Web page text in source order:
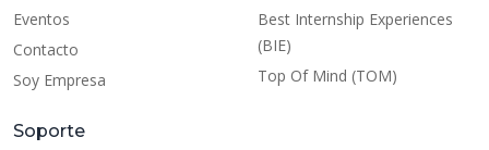
Eventos
Contacto
Soy Empresa
Best Internship Experiences
(BIE)
Top Of Mind (TOM)
Soporte